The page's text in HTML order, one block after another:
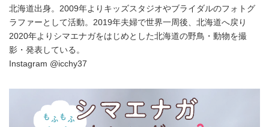
北海道出身。2009年よりキッズスタジオやブライダルのフォトグ
ラファーとして活動。2019年夫婦で世界一周後、北海道へ戻り
2020年よりシマエナガをはじめとした北海道の野鳥・動物を撮
影・発表している。
Instagram @icchy37